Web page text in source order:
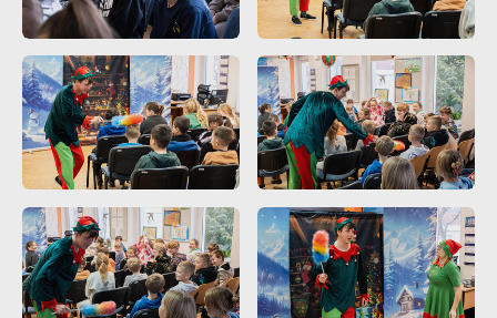
partnerami oraz innych dostawców usług. Firmy te działają w
charakterze pośredników prezentujących nasze treści w
postaci wiadomości, ofert, komunikatów mediów
społecznościowych.